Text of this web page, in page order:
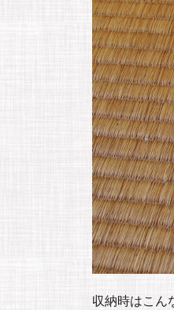
収納時はこん